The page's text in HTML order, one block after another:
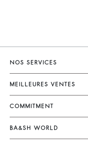
NOS SERVICES
Service Client
Mon Compte
Guide Des Tailles
Accessibilité
MEILLEURES VENTES
Robes
Combinaisons
Tops & Chemises
COMMITMENT
Nos Engagements
Opérations
BA&SH WORLD